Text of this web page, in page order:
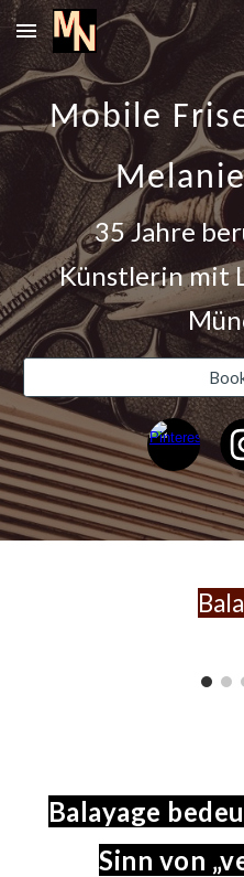
Skip to main content
Mobile
35 Jahre
Künstlerin mit
Balayage
Sinn von